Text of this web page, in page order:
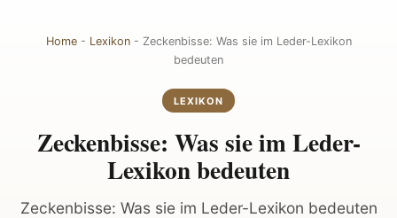
Home- Lexikon- Zeckenbisse: Was sie im Leder-Lexikon
bedeuten
LEXIKON
Zeckenbisse: Was sie im Leder-
Lexikon bedeuten
Zeckenbisse: Was sie im Leder-Lexikon bedeuten